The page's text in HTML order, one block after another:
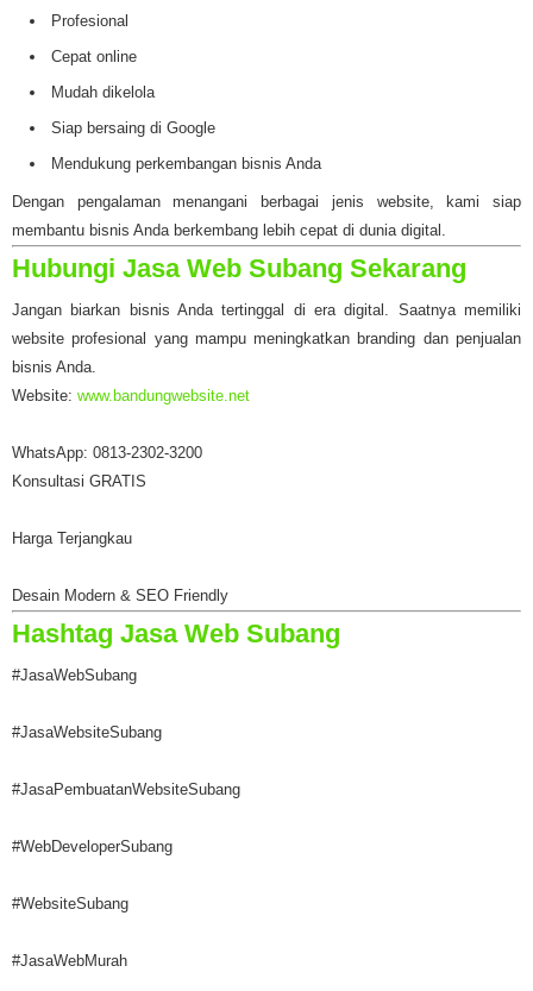
Profesional
Cepat online
Mudah dikelola
Siap bersaing di Google
Mendukung perkembangan bisnis Anda
Dengan pengalaman menangani berbagai jenis website, kami siap
membantu bisnis Anda berkembang lebih cepat di dunia digital.
Hubungi Jasa Web Subang Sekarang
Jangan biarkan bisnis Anda tertinggal di era digital. Saatnya memiliki
website profesional yang mampu meningkatkan branding dan penjualan
bisnis Anda.
Website: www.bandungwebsite.net
WhatsApp: 0813-2302-3200
Konsultasi GRATIS
Harga Terjangkau
Desain Modern & SEO Friendly
Hashtag Jasa Web Subang
#JasaWebSubang
#JasaWebsiteSubang
#JasaPembuatanWebsiteSubang
#WebDeveloperSubang
#WebsiteSubang
#JasaWebMurah